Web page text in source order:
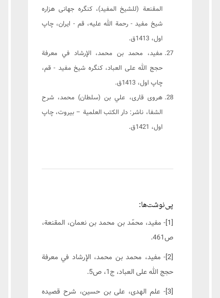
المقنعة (للشيخ المفيد)، كنگره جهانى هزاره
شيخ مفيد - رحمة الله عليه، قم - ايران، چاپ
اول، 1413ق.
مفيد، محمد بن محمد، الإرشاد في معرفة
حجج الله على العباد، كنگره شيخ مفيد - قم،
چاپ اول، 1413ق.
هروی قاری، علي بن (سلطان) محمد، شرح
الشفا، ناشر: دار الكتب العلمية – بيروت، چاپ
اول، 1421ق.
پی‌نوشت‌ها:
- مفيد، محمّد بن محمد بن نعمان، المقنعة،
ص461.
- مفيد، محمد بن محمد، الإرشاد في معرفة
حجج الله على العباد، ج1، ص5.
- علم الهدى، على بن حسين، شرح قصیده